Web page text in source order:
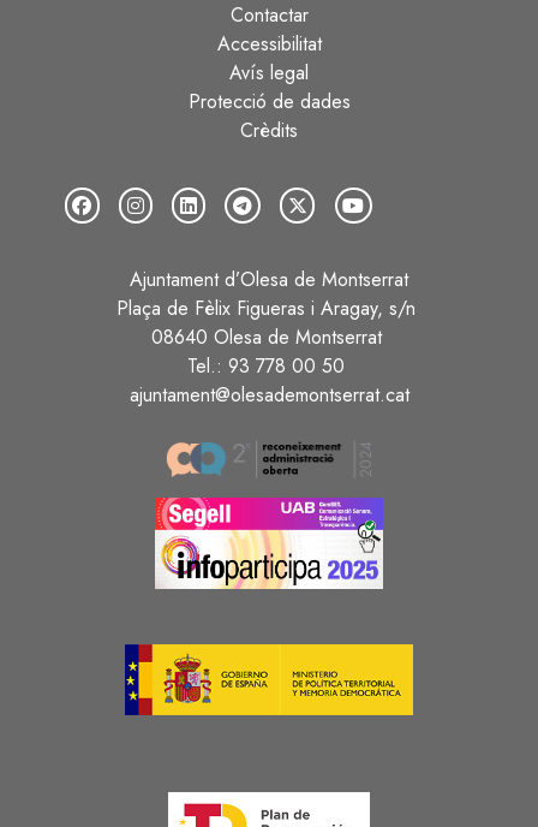
Contactar
Accessibilitat
Avís legal
Protecció de dades
Crèdits
Ajuntament d’Olesa de Montserrat
Plaça de Fèlix Figueras i Aragay, s/n
08640 Olesa de Montserrat
Tel.: 93 778 00 50
ajuntament@olesademontserrat.cat
Image
Image